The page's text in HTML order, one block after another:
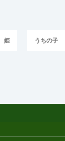
姫 うちの子